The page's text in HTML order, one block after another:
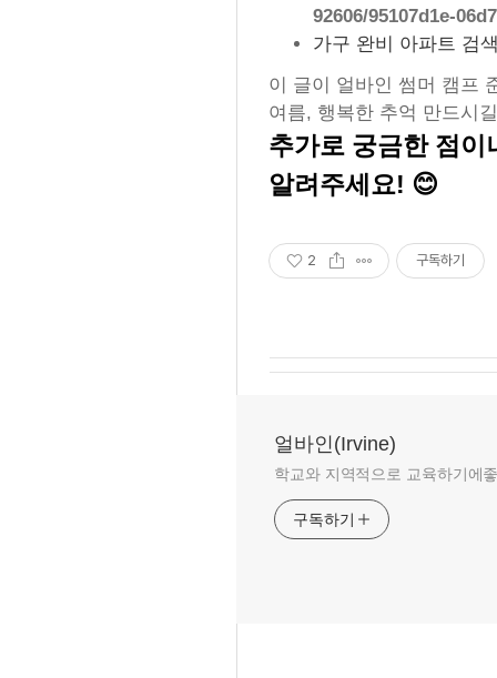
92606/95107d1e-
가구 완비 아파트 검
이 글이 얼바인 썸머 캠프
여름, 행복한 추억 만드시
추가로 궁금한 점이
알려주세요! 😊
2 구독하기
얼바인(Irvine)
학교와 지역적으로 교육하기에
구독하기